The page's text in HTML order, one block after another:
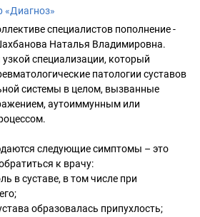
«Диагноз»
специалистов пополнение -
Наталья Владимировна.
специализации, который
патологии суставов
системы в целом, вызванные
аутоиммунным или
следующие симптомы – это
к врачу:
в суставе, в том числе при
образовалась припухлость;